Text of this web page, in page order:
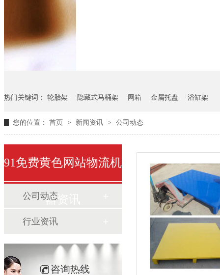
气瓶料架
热门关键词： 轮胎架 隐藏式马桶架 网箱 金属托盘 浴缸架
您的位置： 首页 > 新闻资讯 > 公司动态
91免费黄色网站物流机
器资讯
公司动态
行业资讯
咨询热线